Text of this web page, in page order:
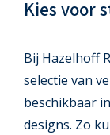
Kies voor
Bij Hazelhoff
selectie van
beschikbaar
designs. Zo